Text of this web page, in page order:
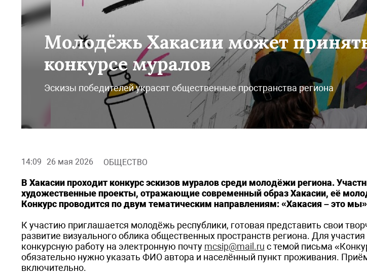
Молодёжь Хакасии может
конкурсе муралов
Эскизы победителей украсят общественные пространства региона
14:09 26 мая 2026 ОБЩЕСТВО
В Хакасии проходит конкурс эскизов муралов среди молодёжи региона.
художественные проекты, отражающие современный образ Хакасии, её
Конкурс проводится по двум тематическим направлениям: «Хакасия – это
К участию приглашается молодёжь республики, готовая представить свои
развитие визуального облика общественных пространств региона. Для
конкурсную работу на электронную почту mcsip@mail.ru с темой письма
обязательно нужно указать ФИО автора и населённый пункт проживания.
включительно.